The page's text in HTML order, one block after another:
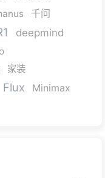
千问
deepmind
家装
Flux Minimax